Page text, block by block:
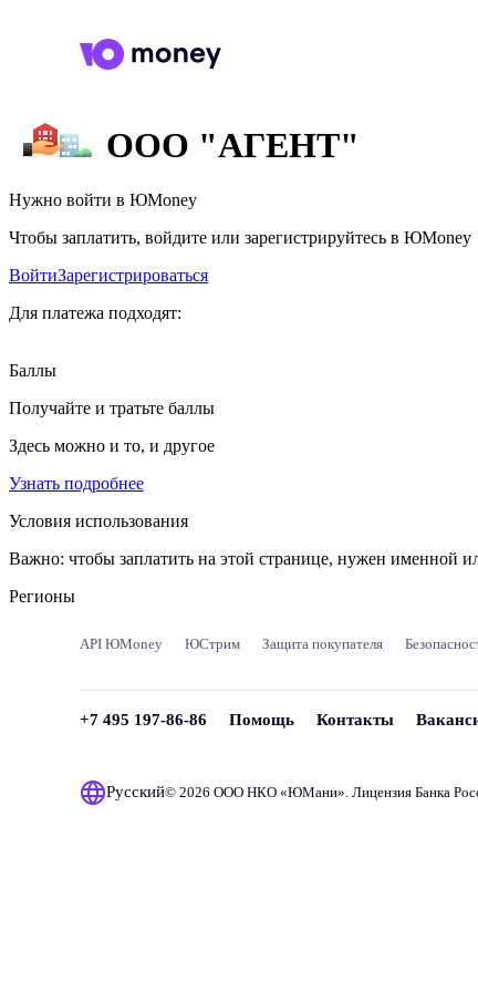
ООО "АГЕНТ"
Нужно войти в ЮMoney
Чтобы заплатить, войдите или зарегистрируйтесь в ЮMoney
ВойтиЗарегистрироваться
Для платежа подходят:
Баллы
Получайте и тратьте баллы
Здесь можно и то, и другое
Узнать подробнее
Условия использования
Важно: чтобы заплатить на этой странице, нужен
Регионы
API ЮMoney ЮСтрим Защита покупателя
+7 495 197-86-86 Помощь Контакты
Русский© 2026 ООО НКО «ЮМани». Лицензия Банка